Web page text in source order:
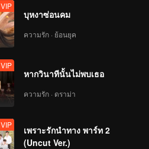
VIP
บุหงาซ่อนคม
ความรัก · ย้อนยุค
VIP
หากวินาทีนั้นไม่พบเธอ
ความรัก · ดราม่า
VIP
เพราะรักนำทาง พาร์ท 2
(Uncut Ver.)